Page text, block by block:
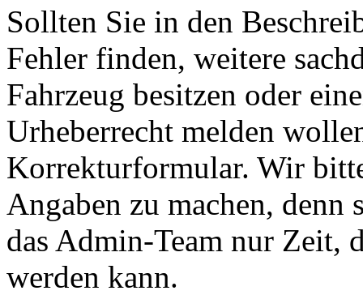
Sollten Sie in den
Fehler finden, weitere
Fahrzeug besitzen oder
Urheberrecht melden
Korrekturformular. Wir
Angaben zu machen,
das Admin-Team nur Zeit,
werden kann.